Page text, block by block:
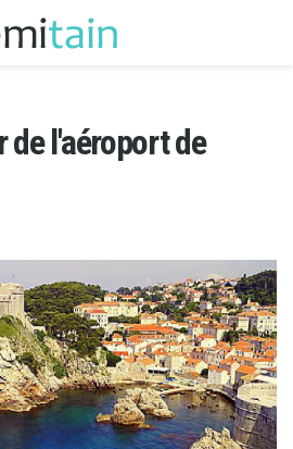
l'aéroport de